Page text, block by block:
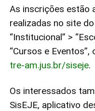
As inscrições estão
realizadas no site
“Institucional” >
“Cursos e
tre-am.jus.br/siseje.
Os interessados
SisEJE, aplicativo